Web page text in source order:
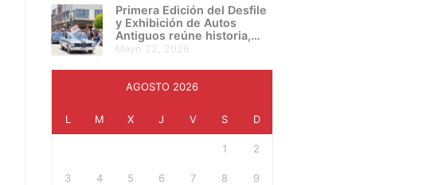
en una noche de
creatividad e innovación
Primera Edición del Desfile
y Exhibición de Autos
Antiguos reúne historia,
cultura y pasión automotriz
mayo 22, 2026
AGOSTO 2026
L M X J V S D
1 2
3 4 5 6 7 8 9